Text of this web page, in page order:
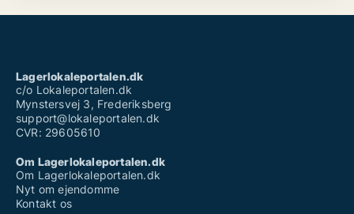
Lagerlokaleportalen.dk
c/o Lokaleportalen.dk
Mynstersvej 3, Frederiksberg
support@lokaleportalen.dk
CVR: 29605610
Om Lagerlokaleportalen.dk
Om Lagerlokaleportalen.dk
Nyt om ejendomme
Kontakt os